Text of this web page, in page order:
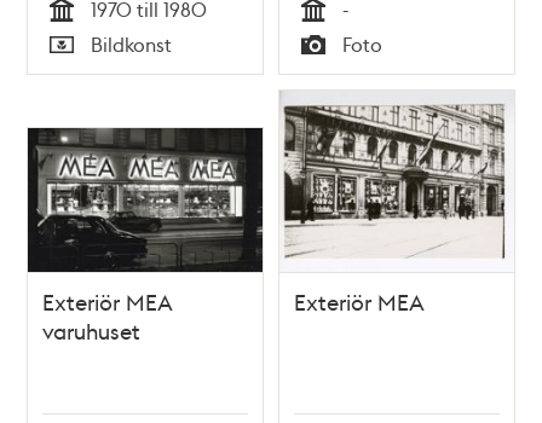
Tid
1970 till 1980
Typ
Bildkonst Tid
-
Typ
Foto
Exteriör MEA
varuhuset
Exteriör MEA